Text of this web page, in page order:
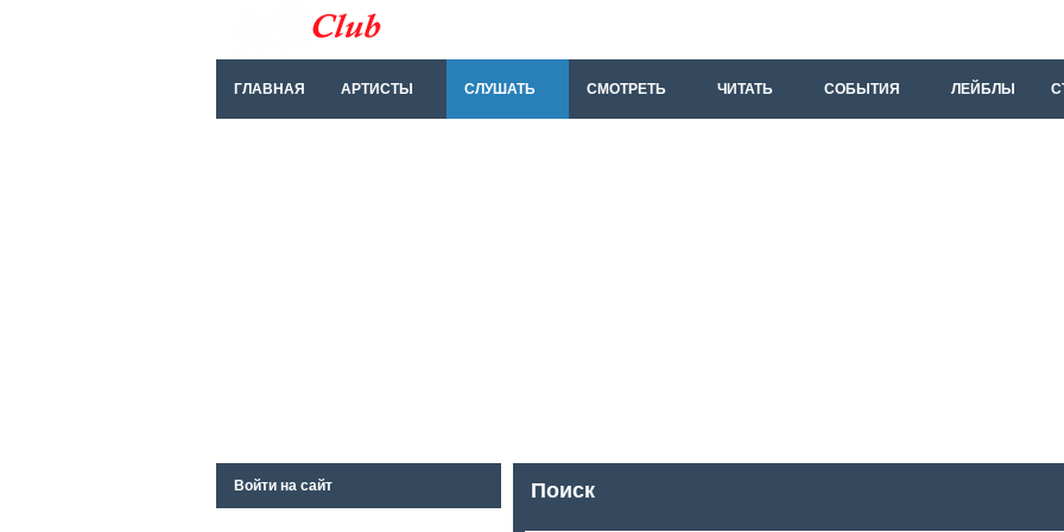
ГЛАВНАЯ АРТИСТЫ СЛУШАТЬ СМОТРЕТЬ ЧИТАТЬ СОБЫТИЯ ЛЕЙБЛЫ
Поиск
Войти на сайт